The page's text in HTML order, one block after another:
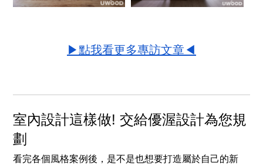
▶點我看更多專訪文章◀
室內設計這樣做! 交給優渥設計為您規
劃
看完各個風格案例後，是不是也想要打造屬於自己的新